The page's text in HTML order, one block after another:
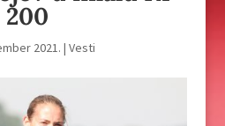
200
2021. |Vesti